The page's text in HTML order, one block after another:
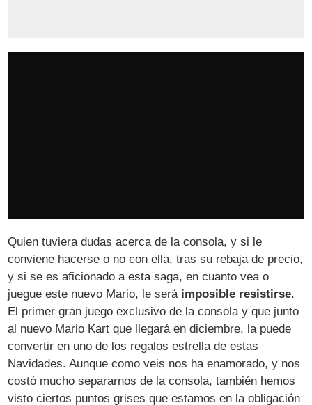
Quien tuviera dudas acerca de la consola, y si le
conviene hacerse o no con ella, tras su rebaja de precio,
y si se es aficionado a esta saga, en cuanto vea o
juegue este nuevo Mario, le será imposible resistirse.
El primer gran juego exclusivo de la consola y que junto
al nuevo Mario Kart que llegará en diciembre, la puede
convertir en uno de los regalos estrella de estas
Navidades. Aunque como veis nos ha enamorado, y nos
costó mucho separarnos de la consola, también hemos
visto ciertos puntos grises que estamos en la obligación